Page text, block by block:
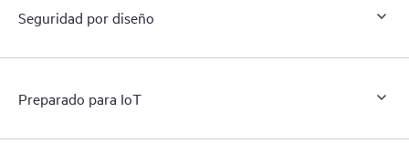
Seguridad por diseño
Preparado para IoT